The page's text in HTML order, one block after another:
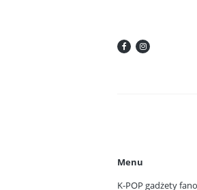
Menu
K-POP gadżety